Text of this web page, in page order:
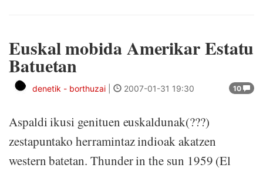
Euskal mobida Amerikar Estatu
Batuetan
10
denetik - borthuzai 2007-01-31 19:30
Aspaldi ikusi genituen euskaldunak(???)
zestapuntako herramintaz indioak akatzen
western batetan. Thunder in the sun 1959 (El